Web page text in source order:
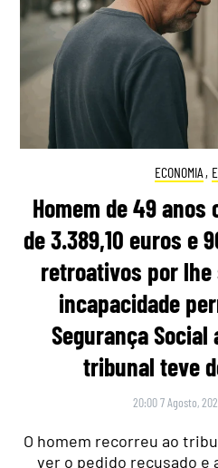
ECONOMIA ,
Homem de 49 anos
de 3.389,10 euros e
retroativos por
incapacidade
Segurança
tribunal teve
20:00 7 Agosto,
O homem recorreu ao
ver o pedido recusado e